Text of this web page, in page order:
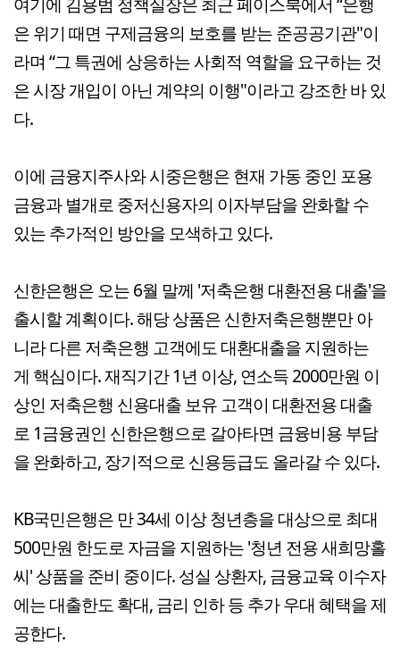
은 위기 때면 구제금융의 보호를 받는 준공공기관"이
라며 “그 특권에 상응하는 사회적 역할을 요구하는 것
은 시장 개입이 아닌 계약의 이행"이라고 강조한 바 있
다.
이에 금융지주사와 시중은행은 현재 가동 중인 포용
금융과 별개로 중저신용자의 이자부담을 완화할 수
있는 추가적인 방안을 모색하고 있다.
신한은행은 오는 6월 말께 '저축은행 대환전용 대출'을
출시할 계획이다. 해당 상품은 신한저축은행뿐만 아
니라 다른 저축은행 고객에도 대환대출을 지원하는
게 핵심이다. 재직기간 1년 이상, 연소득 2000만원 이
상인 저축은행 신용대출 보유 고객이 대환전용 대출
로 1금융권인 신한은행으로 갈아타면 금융비용 부담
을 완화하고, 장기적으로 신용등급도 올라갈 수 있다.
KB국민은행은 만 34세 이상 청년층을 대상으로 최대
500만원 한도로 자금을 지원하는 '청년 전용 새희망홀
씨' 상품을 준비 중이다. 성실 상환자, 금융교육 이수자
에는 대출한도 확대, 금리 인하 등 추가 우대 혜택을 제
공한다.